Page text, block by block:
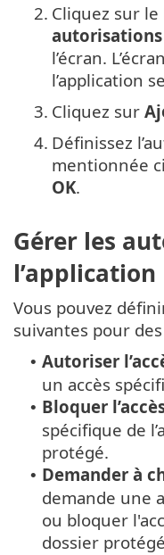
2. Cliquez sur
l’écran.
l’application
3. Cliquez sur
4. Définissez
mentionnée
OK.
Gérer les
l’application
Vous pouvez
suivantes pour
• Autoriser
un accès
• Bloquer
spécifique de
protégé.
• Demander à
demande une
ou bloquer
dossier